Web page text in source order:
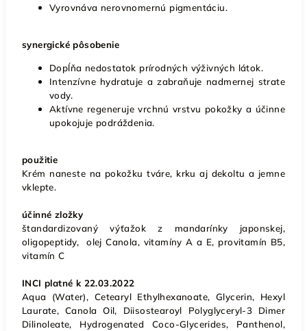
Vyrovnáva nerovnomernú pigmentáciu.
synergické pôsobenie
Dopĺňa nedostatok prírodných výživných látok.
Intenzívne hydratuje a zabraňuje nadmernej strate
vody.
Aktívne regeneruje vrchnú vrstvu pokožky a účinne
upokojuje podráždenia.
použitie
Krém naneste na pokožku tváre, krku aj dekoltu a jemne
vklepte.
účinné zložky
štandardizovaný výťažok z mandarínky japonskej,
oligopeptidy, olej Canola, vitamíny A a E, provitamín B5,
vitamín C
INCI platné k 22.03.2022
Aqua (Water), Cetearyl Ethylhexanoate, Glycerin, Hexyl
Laurate, Canola Oil, Diisostearoyl Polyglyceryl-3 Dimer
Dilinoleate, Hydrogenated Coco-Glycerides, Panthenol,